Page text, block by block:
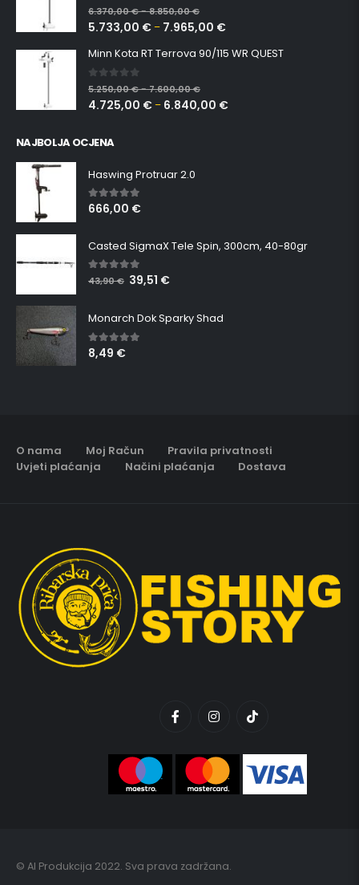
0 out of 5
6.370,00€–8.850,00€
5.733,00 € – 7.965,00 €
Minn Kota RT Terrova 90/115 WR QUEST
0 out of 5
5.250,00€–7.600,00€
4.725,00 € – 6.840,00 €
NAJBOLJA OCJENA
Haswing Protruar 2.0
5.00 out of 5
666,00 €
Casted SigmaX Tele Spin, 300cm, 40-80gr
5.00out of 5
43,90€ 39,51 €
Monarch Dok Sparky Shad
5.00 out of 5
8,49 €
O nama Moj Račun
Pravila privatnosti
Uvjeti plaćanja
Načini plaćanja Dostava
© AI Produkcija 2022. Sva prava zadržana.